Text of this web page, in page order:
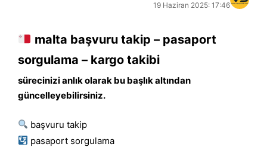
19 Haziran 2025: 17:46
malta başvuru takip – pasaport
sorgulama – kargo takibi
sürecinizi anlık olarak bu başlık altından
güncelleyebilirsiniz.
başvuru takip
pasaport sorgulama